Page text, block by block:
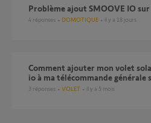
Problème ajout SMOOVE IO
4 réponses DOMOTIQUE il y a 18 jours
Comment ajouter mon volet solaire commandé par Amy 1
io à ma télécommande générale
3 réponses VOLET il y a 5 mois